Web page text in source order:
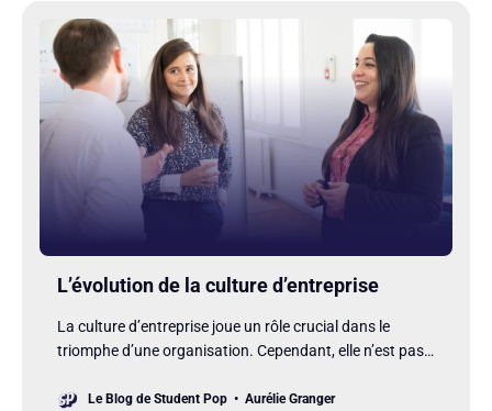
L’évolution de la culture d’entreprise
La culture d’entreprise joue un rôle crucial dans le
triomphe d’une organisation. Cependant, elle n’est pas
Le Blog de Student Pop Aurélie Granger